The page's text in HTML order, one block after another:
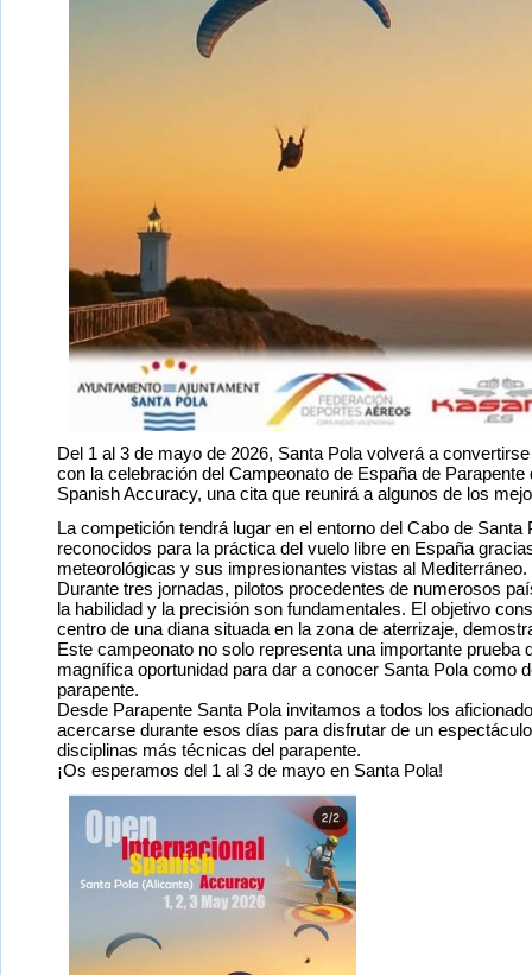
Del 1 al 3 de mayo de 2026, Santa Pola volverá a
con la celebración del Campeonato de España de
Spanish Accuracy, una cita que reunirá a algunos de los
La competición tendrá lugar en el entorno del Cabo de
reconocidos para la práctica del vuelo libre en España
meteorológicas y sus impresionantes vistas al Mediterráneo.
Durante tres jornadas, pilotos procedentes de numerosos
la habilidad y la precisión son fundamentales. El objetivo
centro de una diana situada en la zona de aterrizaje,
Este campeonato no solo representa una importante prueba
magnífica oportunidad para dar a conocer Santa Pola como
parapente.
Desde Parapente Santa Pola invitamos a todos los
acercarse durante esos días para disfrutar de un
disciplinas más técnicas del parapente.
¡Os esperamos del 1 al 3 de mayo en Santa Pola!